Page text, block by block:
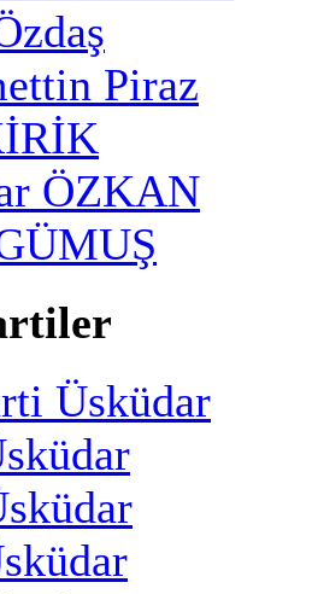
Piraz
ÖZKAN
Üsküdar